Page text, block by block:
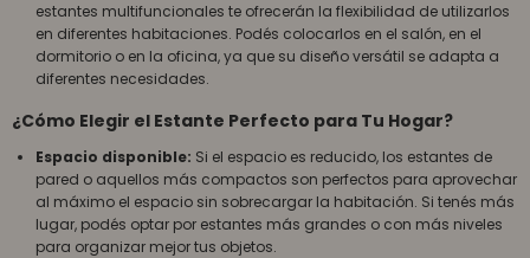
estantes multifuncionales te ofrecerán la flexibilidad de utilizarlos
en diferentes habitaciones. Podés colocarlos en el salón, en el
dormitorio o en la oficina, ya que su diseño versátil se adapta a
diferentes necesidades.
¿Cómo Elegir el Estante Perfecto para Tu Hogar?
Espacio disponible: Si el espacio es reducido, los estantes de
pared o aquellos más compactos son perfectos para aprovechar
al máximo el espacio sin sobrecargar la habitación. Si tenés más
lugar, podés optar por estantes más grandes o con más niveles
para organizar mejor tus objetos.